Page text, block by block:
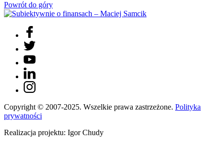
Powrót do góry
Copyright © 2007-2025. Wszelkie prawa zastrzeżone. Polityka
prywatności
Realizacja projektu: Igor Chudy